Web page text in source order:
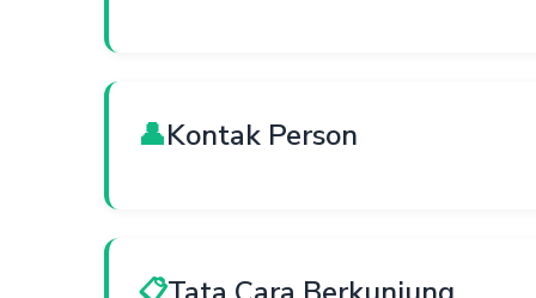
👤Kontak Person